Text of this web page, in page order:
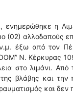
ενημερώθηκε η
(02) αλλοδαπούς
έξω από τον
Ν. Κέρκυρας
στο λιμάνι. Από
βλάβης και την
και